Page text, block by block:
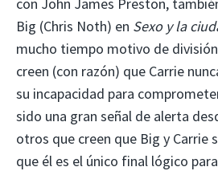
Big (Chris Noth) en Sexo y la
mucho tiempo motivo de
creen (con razón) que Carrie
su incapacidad para
sido una gran señal de alerta
otros que creen que Big y Carrie
que él es el único final lógico